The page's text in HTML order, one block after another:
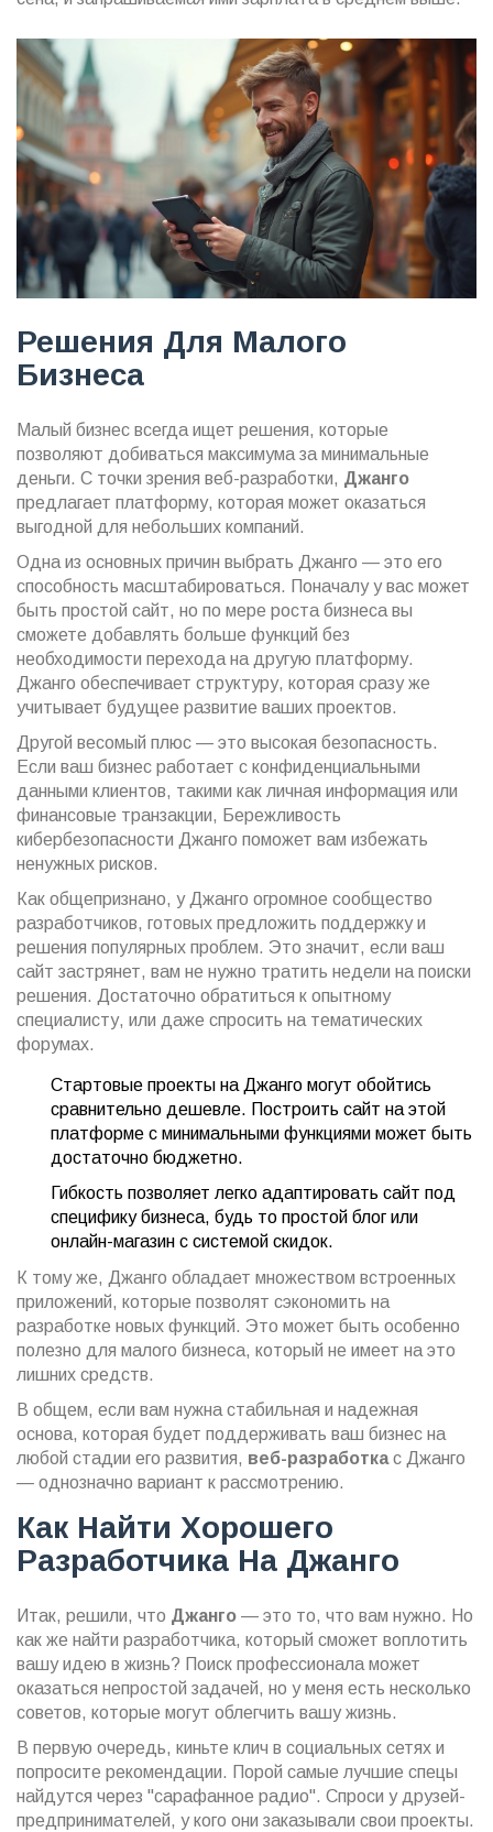
Решения Для Малого
Бизнеса
Малый бизнес всегда ищет решения, которые
позволяют добиваться максимума за минимальные
деньги. С точки зрения веб-разработки, Джанго
предлагает платформу, которая может оказаться
выгодной для небольших компаний.
Одна из основных причин выбрать Джанго — это его
способность масштабироваться. Поначалу у вас может
быть простой сайт, но по мере роста бизнеса вы
сможете добавлять больше функций без
необходимости перехода на другую платформу.
Джанго обеспечивает структуру, которая сразу же
учитывает будущее развитие ваших проектов.
Другой весомый плюс — это высокая безопасность.
Если ваш бизнес работает с конфиденциальными
данными клиентов, такими как личная информация или
финансовые транзакции, Бережливость
кибербезопасности Джанго поможет вам избежать
ненужных рисков.
Как общепризнано, у Джанго огромное сообщество
разработчиков, готовых предложить поддержку и
решения популярных проблем. Это значит, если ваш
сайт застрянет, вам не нужно тратить недели на поиски
решения. Достаточно обратиться к опытному
специалисту, или даже спросить на тематических
форумах.
Стартовые проекты на Джанго могут обойтись
сравнительно дешевле. Построить сайт на этой
платформе с минимальными функциями может быть
достаточно бюджетно.
Гибкость позволяет легко адаптировать сайт под
специфику бизнеса, будь то простой блог или
онлайн-магазин с системой скидок.
К тому же, Джанго обладает множеством встроенных
приложений, которые позволят сэкономить на
разработке новых функций. Это может быть особенно
полезно для малого бизнеса, который не имеет на это
лишних средств.
В общем, если вам нужна стабильная и надежная
основа, которая будет поддерживать ваш бизнес на
любой стадии его развития, веб-разработкас Джанго
— однозначно вариант к рассмотрению.
Как Найти Хорошего
Разработчика На Джанго
Итак, решили, что Джанго — это то, что вам нужно. Но
как же найти разработчика, который сможет воплотить
вашу идею в жизнь? Поиск профессионала может
оказаться непростой задачей, но у меня есть несколько
советов, которые могут облегчить вашу жизнь.
В первую очередь, киньте клич в социальных сетях и
попросите рекомендации. Порой самые лучшие спецы
найдутся через "сарафанное радио". Спроси у друзей-
предпринимателей, у кого они заказывали свои проекты.